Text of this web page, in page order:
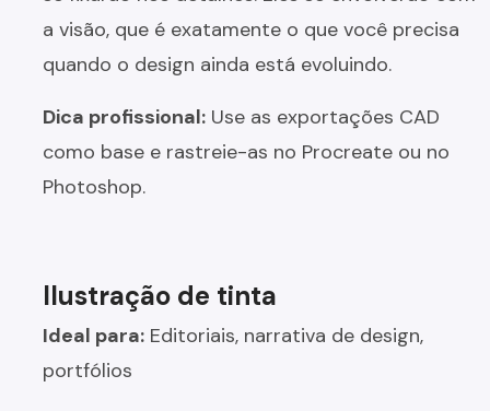
a visão, que é exatamente o que você precisa
quando o design ainda está evoluindo.
Dica profissional: Use as exportações CAD
como base e rastreie-as no Procreate ou no
Photoshop.
Ilustração de tinta
Ideal para: Editoriais, narrativa de design,
portfólios